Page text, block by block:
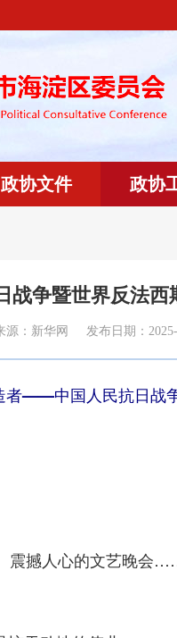
政协文件 政协
争暨世界反法西
源： 新华网 发布日期：
者——中国人民抗日战
撼人心的文艺晚会